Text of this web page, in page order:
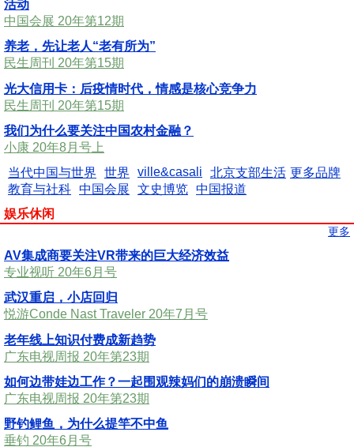
活动
中国会展 20年第12期
养老，先让老人“老有所为”
民生周刊 20年第15期
光大信用卡：后疫情时代，情感是核心竞争力
民生周刊 20年第15期
我们为什么要关注中国农村金融？
小康 20年8月号上
当代中国与世界
世界 ville&casali
北京支部生活
教育与社科 中国会展 文史博览 中国报道
更多品牌
娱乐休闲
更多
AV集成商要关注VR带来的巨大经济效益
专业视听 20年6月号
武汉重启，小店回归
悦游Conde Nast Traveler 20年7月号
老年线上知识付费成新趋势
广东电视周报 20年第23期
如何边带娃边工作？一起围观辣妈们的崩溃瞬间
广东电视周报 20年第23期
野钓鲤鱼，为什么提竿不中鱼
垂钓 20年6月号